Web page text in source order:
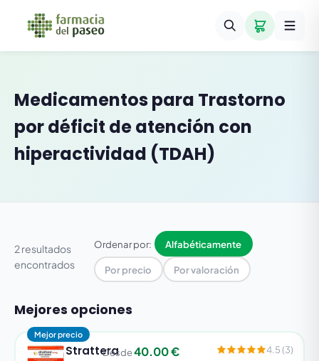
Medicamentos para Trastorno
por déficit de atención con
hiperactividad (TDAH)
2 resultados
encontrados
Ordenar por: Alfabéticamente
Por precio Por valoración
Mejores opciones
Mejor precio
StratteraDesde40.00 € 4.5 (3)